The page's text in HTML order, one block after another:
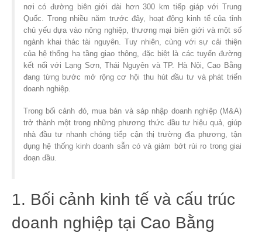
nơi có đường biên giới dài hơn 300 km tiếp giáp với Trung
Quốc. Trong nhiều năm trước đây, hoạt động kinh tế của tỉnh
chủ yếu dựa vào nông nghiệp, thương mại biên giới và một số
ngành khai thác tài nguyên. Tuy nhiên, cùng với sự cải thiện
của hệ thống hạ tầng giao thông, đặc biệt là các tuyến đường
kết nối với Lạng Sơn, Thái Nguyên và TP. Hà Nội, Cao Bằng
đang từng bước mở rộng cơ hội thu hút đầu tư và phát triển
doanh nghiệp.
Trong bối cảnh đó, mua bán và sáp nhập doanh nghiệp (M&A)
trở thành một trong những phương thức đầu tư hiệu quả, giúp
nhà đầu tư nhanh chóng tiếp cận thị trường địa phương, tận
dụng hệ thống kinh doanh sẵn có và giảm bớt rủi ro trong giai
đoạn đầu.
1. Bối cảnh kinh tế và cấu trúc
doanh nghiệp tại Cao Bằng